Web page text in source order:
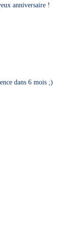
anniversaire !
dans 6 mois ;)